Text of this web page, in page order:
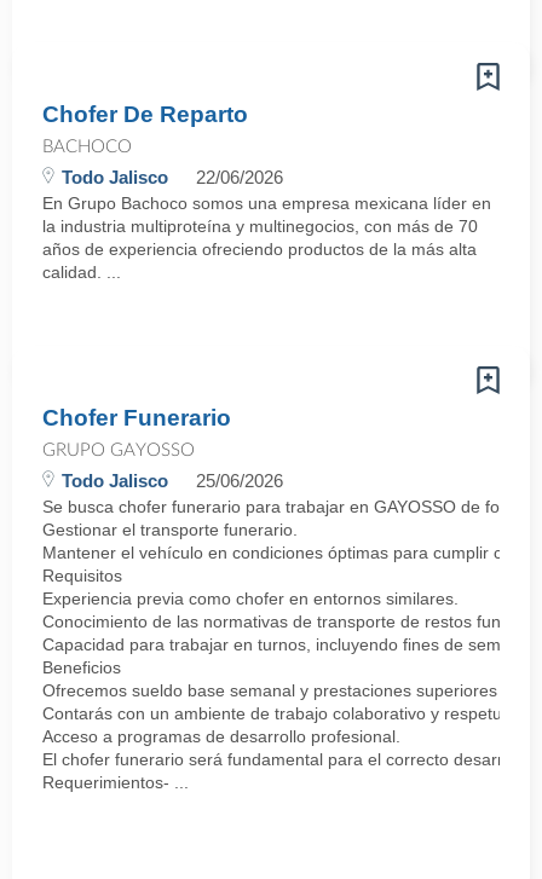
Chofer De Reparto
BACHOCO
Todo Jalisco 22/06/2026
En Grupo Bachoco somos una empresa mexicana líder en
la industria multiproteína y multinegocios, con más de 70
años de experiencia ofreciendo productos de la más alta
calidad. ...
Chofer Funerario
GRUPO GAYOSSO
Todo Jalisco 25/06/2026
Se busca chofer funerario para trabajar en GAYOSSO de forma
Gestionar el transporte funerario.
Mantener el vehículo en condiciones óptimas para cumplir con
Requisitos
Experiencia previa como chofer en entornos similares.
Conocimiento de las normativas de transporte de restos
Capacidad para trabajar en turnos, incluyendo fines de semana
Beneficios
Ofrecemos sueldo base semanal y prestaciones superiores
Contarás con un ambiente de trabajo colaborativo y respetuoso.
Acceso a programas de desarrollo profesional.
El chofer funerario será fundamental para el correcto
Requerimientos- ...